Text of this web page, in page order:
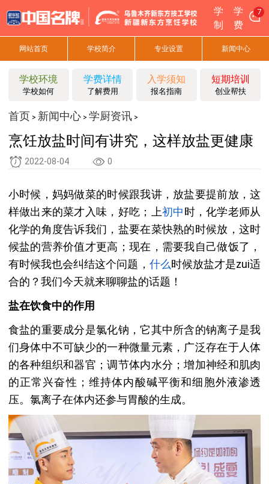
学
制
学
费
7
网站首页 学校简介 专业设置 新闻中心
学校环境
学校如何
学费详情
了解费用
入学须知
报名指南
短期培训
创业帮扶
首页 > 新闻中心> 学厨资讯>
烹饪放盐时间有讲究，这样放盐更健康
2022-08-04 0
小时候，妈妈做菜的时候跟我讲，放盐要提前放，这
样做出来的菜才入味，好吃；上初中时，化学老师从
化学的角度告诉我们，盐要在菜快熟的时候放，这时
候盐的营养价值才更高；现在，需要我自己做饭了，
有时候我也会纠结这个问题， 什么时候放盐才是zui适
合的？我们今天就来聊聊盐的话题！
盐在饮食中的作用
食盐的重要成分是氯化钠，它其中所含的钠离子是我
们身体中不可缺少的一种微量元素，广泛存在于人体
的各种组织和器官；调节体内水分；增加神经和肌肉
的正常兴奋性；维持体内酸碱平衡和细胞外液渗透
压。氯离子在体内还参与胃酸的生成。